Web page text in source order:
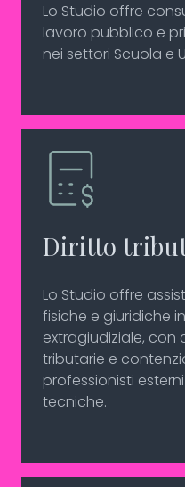
Lo Studio offre
lavoro pubblico e
nei settori Scuola e
Diritto
Lo Studio offre
fisiche e giuridiche
extragiudiziale, con
tributarie e
professionisti
tecniche.